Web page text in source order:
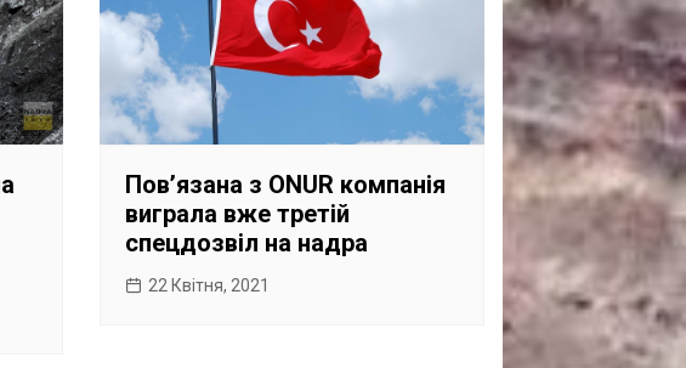
ГОВОРЯТЬ АСОЦІАЦІЇ
ГОВОРЯТЬ КОМПАНІЇ
КОНФЛІКТНІ НАДРА
САНКЦІЙНІ НАДРА
БЛОГИ
TECHNO
CRITICAL MINERALS
Пов’язана з ONUR компанія
виграла вже третій
спецдозвіл на надра
22 Квітня, 2021